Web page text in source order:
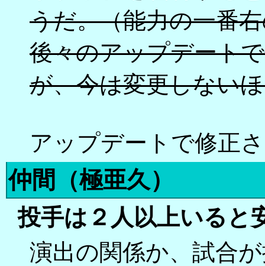
うだ。（能力の一番
後々のアップデート
が、今は変更しない
アップデートで修正
仲間（極亜久）
投手は２人以上いると
演出の関係か、試合